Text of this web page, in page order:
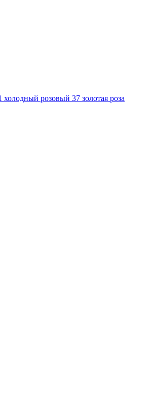
холодный розовый 37 золотая роза